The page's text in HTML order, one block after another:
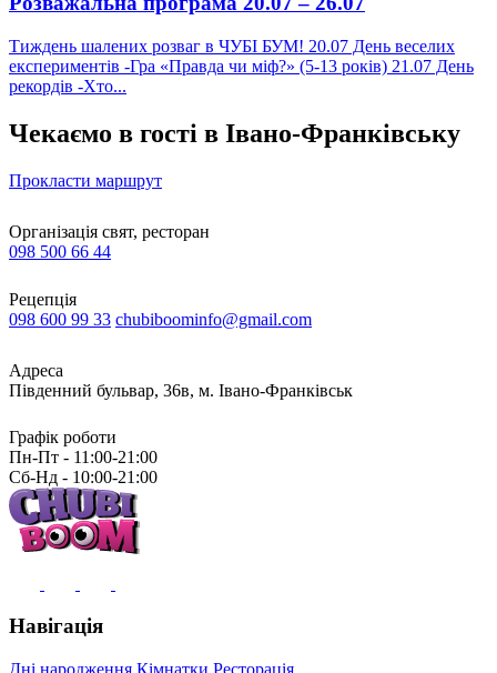
Тиждень шалених розваг в ЧУБІ БУМ! 20.07 День веселих
експериментів -Гра «Правда чи міф?» (5-13 років) 21.07 День
рекордів -Хто...
Чекаємо в гості в Івано-Франківську
Прокласти маршрут
Організація свят, ресторан
098 500 66 44
Рецепція
098 600 99 33 chubiboominfo@gmail.com
Адреса
Південний бульвар, 36в, м. Івано-Франківськ
Графік роботи
Пн-Пт - 11:00-21:00
Сб-Нд - 10:00-21:00
Навігація